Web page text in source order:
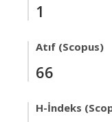
1
Atıf (Scopus)
66
H-İndeks